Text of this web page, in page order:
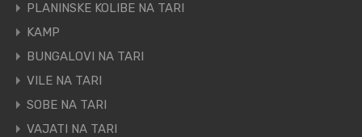
PLANINSKE KOLIBE NA TARI
KAMP
BUNGALOVI NA TARI
VILE NA TARI
SOBE NA TARI
VAJATI NA TARI